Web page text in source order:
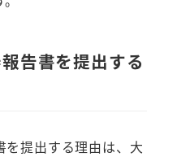
告書を提出する
を提出する理由は、大